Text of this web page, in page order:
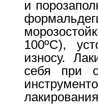
и
100ºС),
износу.
себя при
лакирования